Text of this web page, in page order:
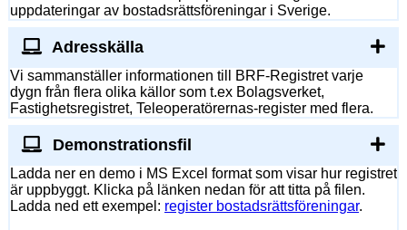
uppdateringar av bostadsrättsföreningar i Sverige.
Adresskälla
Vi sammanställer informationen till BRF-Registret varje
dygn från flera olika källor som t.ex Bolagsverket,
Fastighetsregistret, Teleoperatörernas-register med flera.
Demonstrationsfil
Ladda ner en demo i MS Excel format som visar hur registret
är uppbyggt. Klicka på länken nedan för att titta på filen.
Ladda ned ett exempel: register bostadsrättsföreningar.